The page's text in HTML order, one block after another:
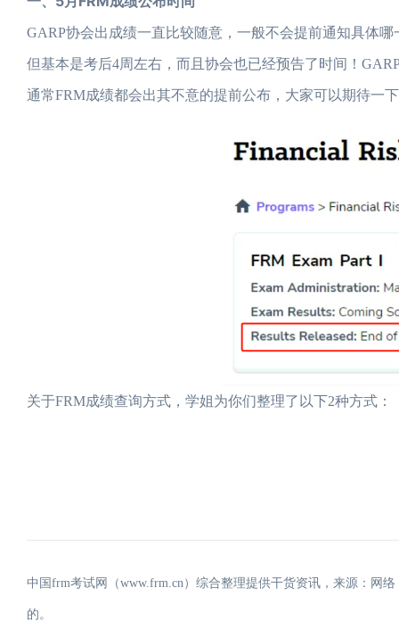
GARP协会出成绩一直比较随意，一般不会提前通知具体哪
但基本是考后4周左右，而且协会也已经预告了时间！
通常FRM成绩都会出其不意的提前公布，大家可以期待一
关于FRM成绩查询方式，学姐为你们整理了以下2种方式：
中国frm考试网（www.frm.cn）综合整理提供干货资讯，来源：网
的。